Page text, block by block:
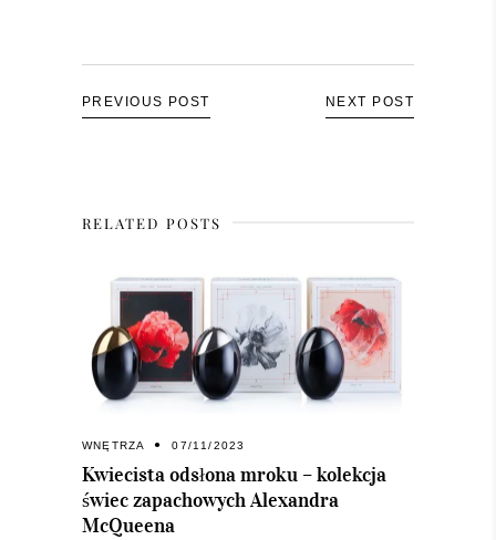
PREVIOUS POST NEXT POST
RELATED POSTS
WNĘTRZA 07/11/2023
Kwiecista odsłona mroku – kolekcja
świec zapachowych Alexandra
McQueena